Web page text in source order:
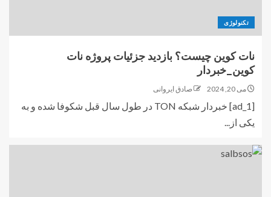
تکنولوژی
نات کوین چیست؟ بازدید جزئیات پروژه نات
کوین_خبردار
می 20, 2024 صادق ایروانی
[ad_1] خبردار شبکه TON در طول سال قبل شکوفا شده و به
یکی از...